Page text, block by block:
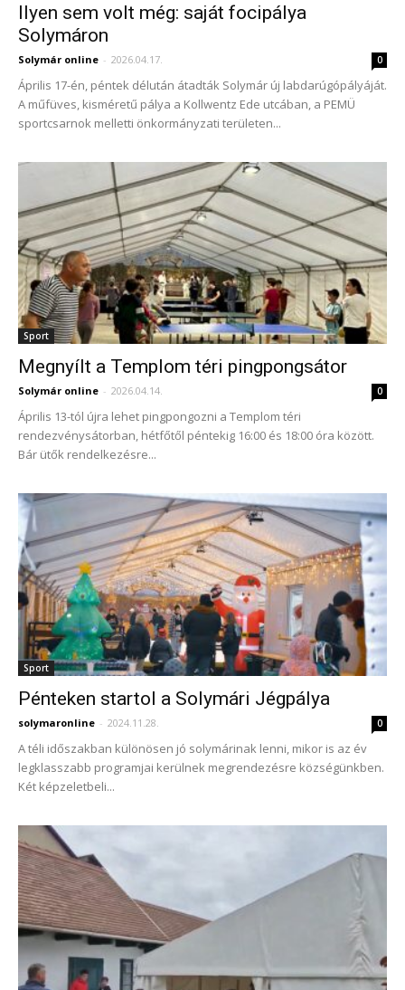
Ilyen sem volt még: saját focipálya
Solymáron
Solymár online - 2026.04.17. 0
Április 17-én, péntek délután átadták Solymár új labdarúgópályáját.
A műfüves, kisméretű pálya a Kollwentz Ede utcában, a PEMÜ
sportcsarnok melletti önkormányzati területen...
Sport
Megnyílt a Templom téri pingpongsátor
Solymár online - 2026.04.14. 0
Április 13-tól újra lehet pingpongozni a Templom téri
rendezvénysátorban, hétfőtől péntekig 16:00 és 18:00 óra között.
Bár ütők rendelkezésre...
Sport
Pénteken startol a Solymári Jégpálya
solymaronline - 2024.11.28. 0
A téli időszakban különösen jó solymárinak lenni, mikor is az év
legklasszabb programjai kerülnek megrendezésre községünkben.
Két képzeletbeli...